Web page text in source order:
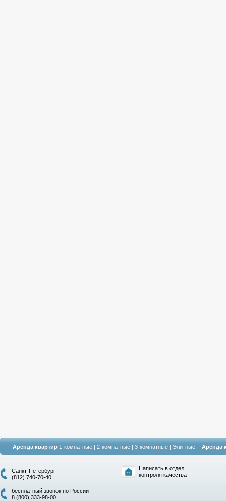
Аренда квартир 1-комнатные | 2-комнатные | 3-комнатные | Элитные Аренда
Санкт-Петербург
(812) 740-70-40
бесплатный звонок по России
8 (800) 333-98-00
Написать в отдел
контроля качества